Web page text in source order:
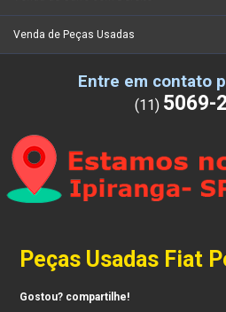
Venda de Peças Usadas
Entre em contato
(11) 5069-
Peças Usadas Fiat
Gostou? compartilhe!